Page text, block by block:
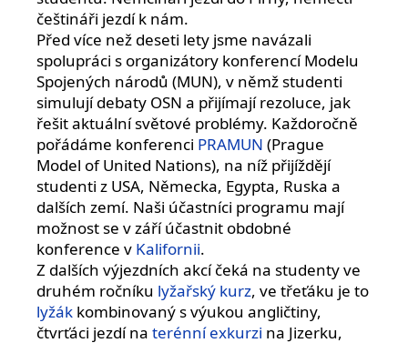
češtináři jezdí k nám.
Před více než deseti lety jsme navázali
spolupráci s organizátory konferencí Modelu
Spojených národů (MUN), v němž studenti
simulují debaty OSN a přijímají rezoluce, jak
řešit aktuální světové problémy. Každoročně
pořádáme konferenci PRAMUN (Prague
Model of United Nations), na níž přijíždějí
studenti z USA, Německa, Egypta, Ruska a
dalších zemí. Naši účastníci programu mají
možnost se v září účastnit obdobné
konference v Kalifornii.
Z dalších výjezdních akcí čeká na studenty ve
druhém ročníku lyžařský kurz, ve třeťáku je to
lyžák kombinovaný s výukou angličtiny,
čtvrťáci jezdí na terénní exkurzi na Jizerku,